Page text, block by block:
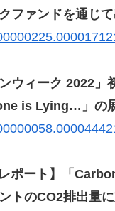
ファンドを通じ
ウィーク 2022
is Lying…」の
ポート】「
トのCO2排出量